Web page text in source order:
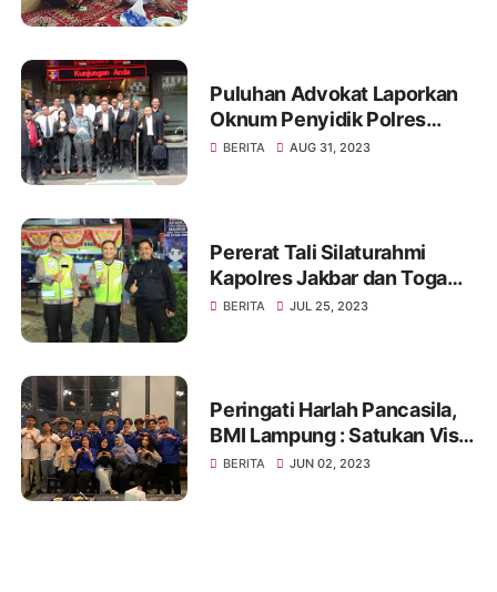
Puluhan Advokat Laporkan
Oknum Penyidik Polres
JAKSEL Ke Propam Mabes
BERITA AUG 31, 2023
Pererat Tali Silaturahmi
Kapolres Jakbar dan Toga
Serta Tomas, Ini Kata Tokoh
BERITA JUL 25, 2023
Peringati Harlah Pancasila,
BMI Lampung : Satukan Visi,
Merajut Persatuan
BERITA JUN 02, 2023